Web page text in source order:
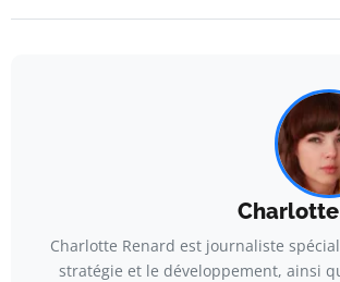
Charlotte Renard est journaliste
stratégie et le développement, ainsi